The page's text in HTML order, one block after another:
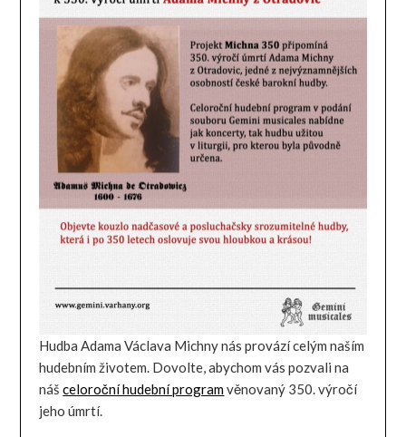
Hudba Adama Václava Michny nás provází celým naším
hudebním životem. Dovolte, abychom vás pozvali na
nášceloroční hudební programvěnovaný 350. výročí
jeho úmrtí.